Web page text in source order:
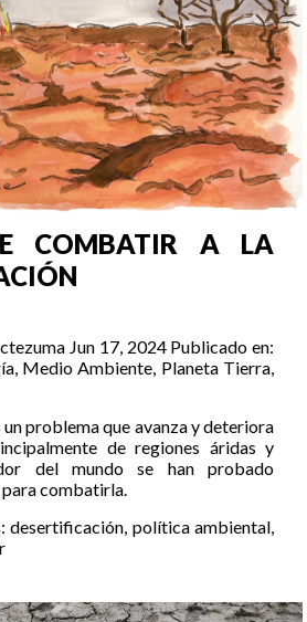
COMBATIR A LA
Jun 17, 2024 Publicado en:
, Medio Ambiente, Planeta Tierra,
problema que avanza y deteriora
de regiones áridas y
del mundo se han probado
combatirla.
desertificación, política ambiental,